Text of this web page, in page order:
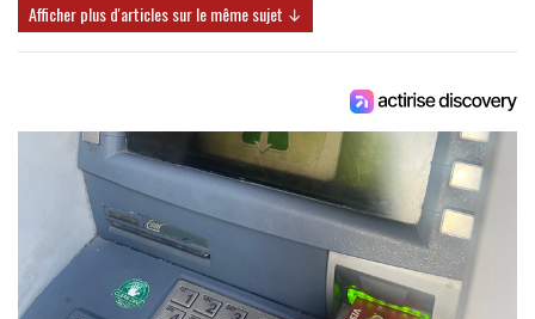
Afficher plus d'articles sur le même sujet ↓